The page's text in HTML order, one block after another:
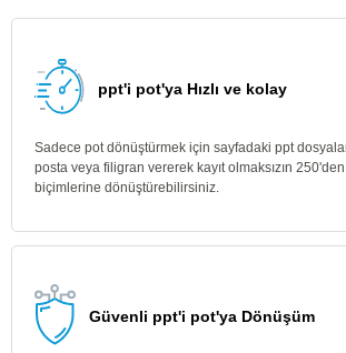
ppt'i pot'ya Hızlı ve kolay
Sadece pot dönüştürmek için sayfadaki ppt
posta veya filigran vererek kayıt olmaksızın
biçimlerine dönüştürebilirsiniz.
Güvenli ppt'i pot'ya Dönüşüm